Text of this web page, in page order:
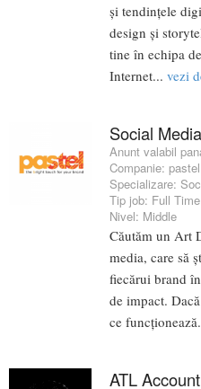
și tendințele
design și
tine în echipa
Internet... vezi
Social
Anunt valabil
Companie: pastel
Specializare:
Tip job: Full Time
Nivel: Middle
Căutăm un Art
media, care să
fiecărui brand
de impact.
ce
ATL